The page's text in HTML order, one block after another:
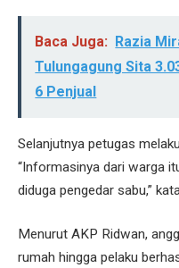
Baca Juga: Razia
Tulungagung Sita
6 Penjual
Selanjutnya petugas
“Informasinya dari warga
diduga pengedar sabu,”
Menurut AKP Ridwan,
rumah hingga pelaku